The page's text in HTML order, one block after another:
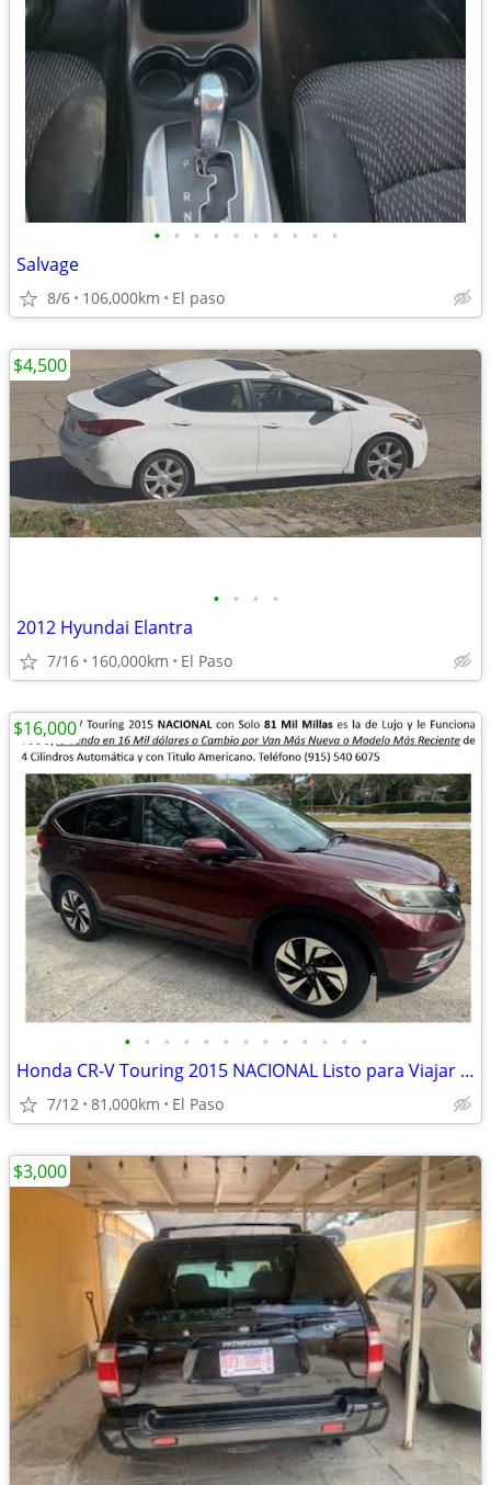
• • • • • • • • • •
Salvage
8/6 106,000km El paso
• • • •
2012 Hyundai Elantra
7/16 160,000km El Paso
$4,500
• • • • • • • • • • • • •
Honda CR-V Touring 2015 NACIONAL Listo para Viajar CAMBIO por Van Amer
7/12 81,000km El Paso
$16,000
$3,000